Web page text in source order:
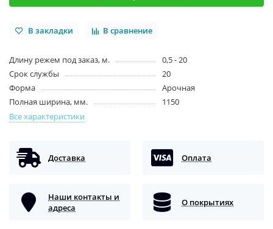
В закладки В сравнение
Длину режем под заказ, м.
0,5 - 20
Срок службы
20
Форма
Арочная
Полная ширина, мм.
1150
Все характеристики
Доставка Оплата
Наши контакты и
адреса
О покрытиях